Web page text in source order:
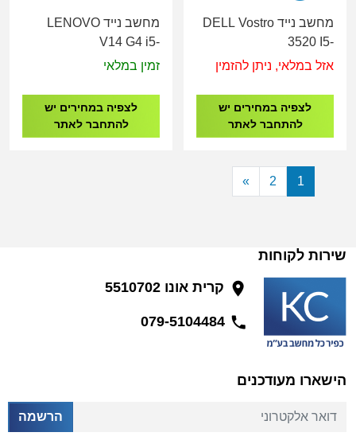
מחשב נייד DELL Vostro
3520 I5-
1235U/8GB/256GB
אזל במלאי, ניתן להזמין
לצפיה במחירים יש
להתחבר לאתר
מחשב נייד LENOVO
V14 G4 i5-
13420H/8G/512G/DOS/1Y
זמין במלאי
לצפיה במחירים יש
להתחבר לאתר
1
2
»
שירות לקוחות
קרית אונו 5510702
הישארו מעודכנים
דואר אלקטרוני הרשמה